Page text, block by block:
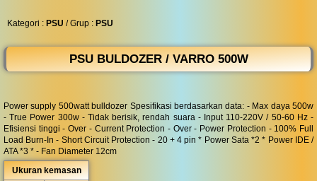
Kategori : PSU / Grup : PSU
PSU BULDOZER / VARRO 500W
Power supply 500watt bulldozer Spesifikasi berdasarkan data: - Max daya 500w
- True Power 300w - Tidak berisik, rendah suara - Input 110-220V / 50-60 Hz -
Efisiensi tinggi - Over - Current Protection - Over - Power Protection - 100% Full
Load Burn-In - Short Circuit Protection - 20 + 4 pin * Power Sata *2 * Power IDE /
ATA *3 * - Fan Diameter 12cm
Ukuran kemasan